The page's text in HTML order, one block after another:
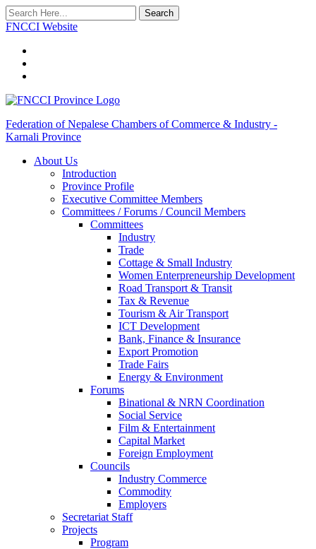
Search
FNCCI Website
Federation of Nepalese Chambers of Commerce & Industry -
Karnali Province
About Us
Introduction
Province Profile
Executive Committee Members
Committees / Forums / Council Members
Committees
Industry
Trade
Cottage & Small Industry
Women Enterpreneurship Development
Road Transport & Transit
Tax & Revenue
Tourism & Air Transport
ICT Development
Bank, Finance & Insurance
Export Promotion
Trade Fairs
Energy & Environment
Forums
Binational & NRN Coordination
Social Service
Film & Entertainment
Capital Market
Foreign Employment
Councils
Industry Commerce
Commodity
Employers
Secretariat Staff
Projects
Program